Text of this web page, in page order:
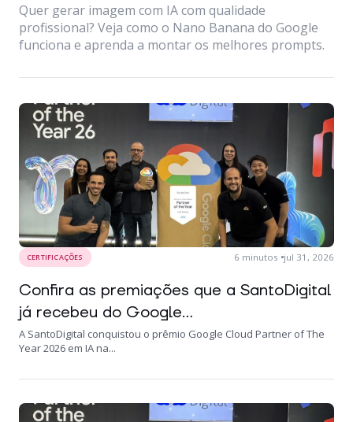
Quer gerar imagem com IA com qualidade
profissional? Veja como o Nano Banana do Google
funciona e aprenda a montar os melhores prompts.
CERTIFICAÇÕES 6 minutos jul 31, 2026
Confira as premiações que a SantoDigital
já recebeu do Google...
A SantoDigital conquistou o prêmio Google Cloud Partner of The
Year 2026 em IA na...